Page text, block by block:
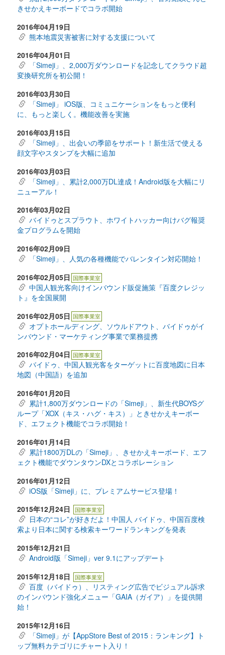
きせかえキーボードでコラボ開始
2016年04月19日
熊本地震災害被害に対する支援について
2016年04月01日
「Simeji」、2,000万ダウンロードを記念してクラウド超
変換研究所を初公開！
2016年03月30日
「Simeji」 iOS版、コミュニケーションをもっと便利
に、もっと楽しく。機能改善を実施
2016年03月15日
「Simeji」、出会いの季節をサポート！新生活で使える
顔文字やスタンプを大幅に追加
2016年03月03日
「Simeji」、累計2,000万DL達成！Android版を大幅にリ
ニューアル！
2016年03月02日
バイドゥとスプラウト、ホワイトハッカー向けバグ報奨
金プログラムを開始
2016年02月09日
「Simeji」、人気の各種機能でバレンタイン対応開始！
2016年02月05日 国際事業室
中国人観光客向けインバウンド販促施策『百度クレジッ
ト』を全国展開
2016年02月05日 国際事業室
オプトホールディング、ソウルドアウト、バイドゥがイ
ンバウンド・マーケティング事業で業務提携
2016年02月04日 国際事業室
バイドゥ、中国人観光客をターゲットに百度地図に日本
地図（中国語）を追加
2016年01月20日
累計1,800万ダウンロードの「Simeji」、新生代BOYSグ
ループ「XOX（キス・ハグ・キス）」ときせかえキーボー
ド、エフェクト機能でコラボ開始！
2016年01月14日
累計1800万DLの「Simeji」、きせかえキーボード、エフ
ェクト機能でダウンタウンDXとコラボレーション
2016年01月12日
iOS版「Simeji」に、プレミアムサービス登場！
2015年12月24日
国際事業室
日本の“コレ”が好きだよ！中国人 バイドゥ、中国百度検
索より日本に関する検索キーワードランキングを発表
2015年12月21日
Android版「Simeji」ver 9.1にアップデート
2015年12月18日
国際事業室
百度（バイドゥ）、リスティング広告でビジュアル訴求
のインバウンド強化メニュー「GAIA（ガイア）」を提供開
始！
2015年12月16日
「Simeji」が【AppStore Best of 2015：ランキング】ト
ップ無料カテゴリにチャート入り！